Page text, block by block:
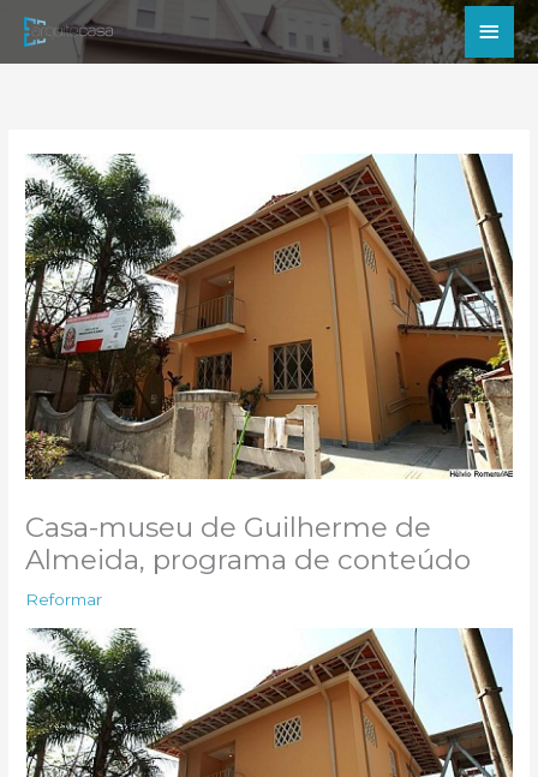
para
Casa-museu de Guilherme de
Almeida, programa de conteúdo
Reformar